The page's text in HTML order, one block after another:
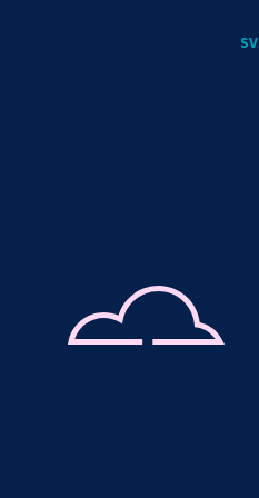
SV